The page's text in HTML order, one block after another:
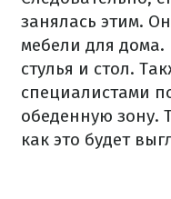
занялась этим.
мебели для дома.
стулья и стол.
специалистами
обеденную зону.
как это будет